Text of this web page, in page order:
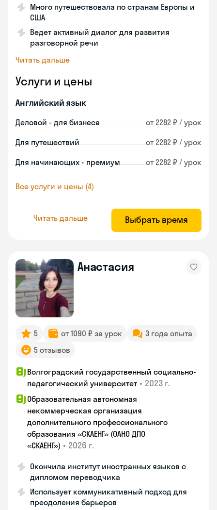
Много путешествовала по странам Европы и
США
Ведет активный диалог для развития
разговорной речи
Читать дальше
Услуги и цены
Английский язык
Деловой - для бизнеса от 2282 ₽ / урок
Для путешествий от 2282 ₽ / урок
Для начинающих - премиум от 2282 ₽ / урок
Все услуги и цены (4)
Читать дальше Выбрать время
Анастасия
5 от 1090 ₽ за урок
3 года опыта
5 отзывов
Волгоградский государственный социально-
педагогический университет • 2023 г.
Образовательная автономная
некоммерческая организация
дополнительного профессионального
образования «СКАЕНГ» (ОАНО ДПО
«СКАЕНГ») • 2026 г.
Окончила институт иностранных языков с
дипломом переводчика
Использует коммуникативный подход для
преодоления барьеров